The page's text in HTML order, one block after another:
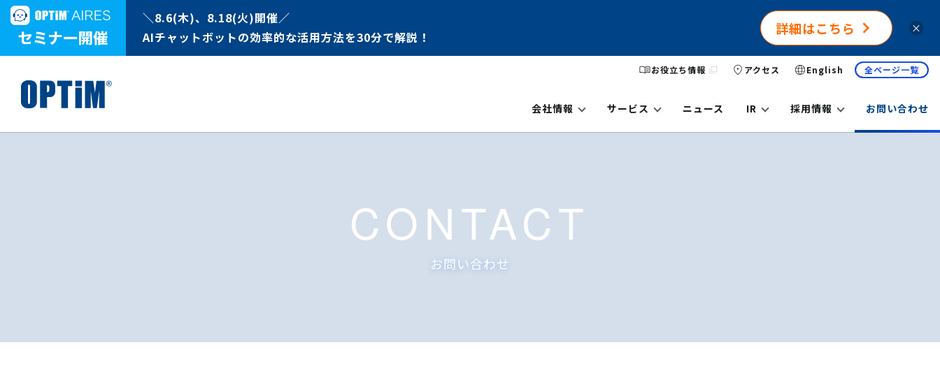
＼8.6(木)、8.18(火)開催／
AIチャットボットの効率的な活用方法を30分で解説！
詳細はこちら ×
お役立ち情報 アクセス English 全ページ一覧
会社情報 サービス ニュース IR 採用情報 お問い合わせ
CONTACT
お問い合わせ